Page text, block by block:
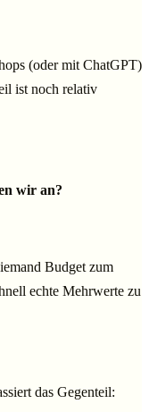
(oder mit ChatGPT)
ist noch relativ
wir an?
Budget zum
echte Mehrwerte zu
das Gegenteil: